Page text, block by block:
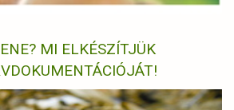
MI ELKÉSZÍTJÜK